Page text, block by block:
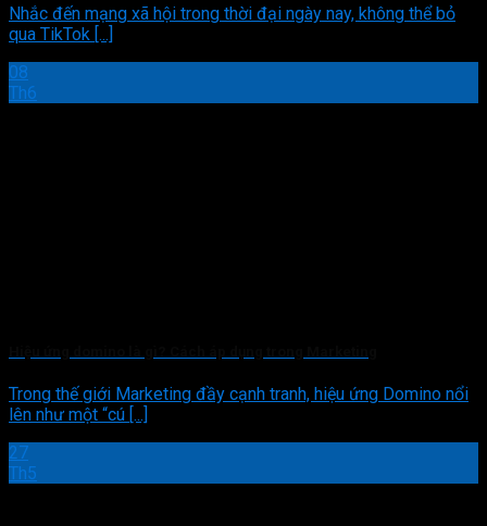
Nhắc đến mạng xã hội trong thời đại ngày nay, không thể bỏ
qua TikTok [...]
08
Th6
Trong thế giới Marketing đầy cạnh tranh, hiệu ứng Domino nổi
lên như một “cú [...]
27
Th5